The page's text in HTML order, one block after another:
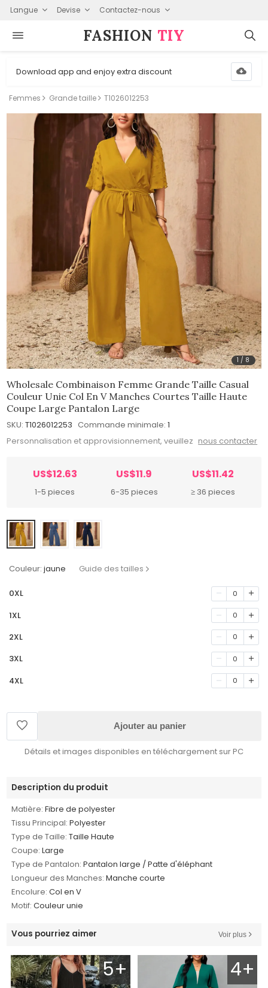
Langue Devise Contactez-nous
FASHION⁠ TIY
Download app and enjoy extra discount
Femmes Grande taille T1026012253
1 / 8
Wholesale Combinaison Femme Grande Taille Casual
Couleur Unie Col En V Manches Courtes Taille Haute
Coupe Large Pantalon Large
SKU: T1026012253 Commande minimale: 1
Personnalisation et approvisionnement, veuillez nous contacter
US$12.63
1-5 pieces
US$11.9
6-35 pieces
US$11.42
≥ 36 pieces
Couleur: jaune Guide des tailles
0XL 0
1XL 0
2XL 0
3XL 0
4XL 0
Ajouter au panier
Détails et images disponibles en téléchargement sur PC
Description du produit
Matière: Fibre de polyester
Tissu Principal: Polyester
Type de Taille: Taille Haute
Coupe: Large
Type de Pantalon: Pantalon large / Patte d'éléphant
Longueur des Manches: Manche courte
Encolure: Col en V
Motif: Couleur unie
Vous pourriez aimer Voir plus
5+ 4+